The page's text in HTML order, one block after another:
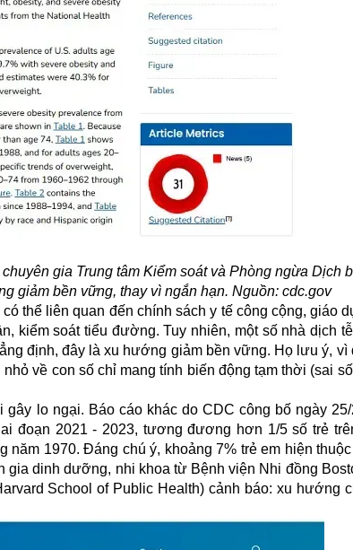
gia Trung tâm Kiểm soát và Phòng ngừa Dịch
giảm bền vững, thay vì ngắn hạn. Nguồn: cdc.gov
thể liên quan đến chính sách y tế công cộng, giáo
kiểm soát tiểu đường. Tuy nhiên, một số nhà dịch
định, đây là xu hướng giảm bền vững. Họ lưu ý, vì
về con số chỉ mang tính biến động tạm thời (sai
lo ngại. Báo cáo khác do CDC công bố ngày 25/
đoạn 2021 - 2023, tương đương hơn 1/5 số trẻ
1970. Đáng chú ý, khoảng 7% trẻ em hiện
dinh dưỡng, nhi khoa từ Bệnh viện Nhi đồng
School of Public Health) cảnh báo: xu hướng